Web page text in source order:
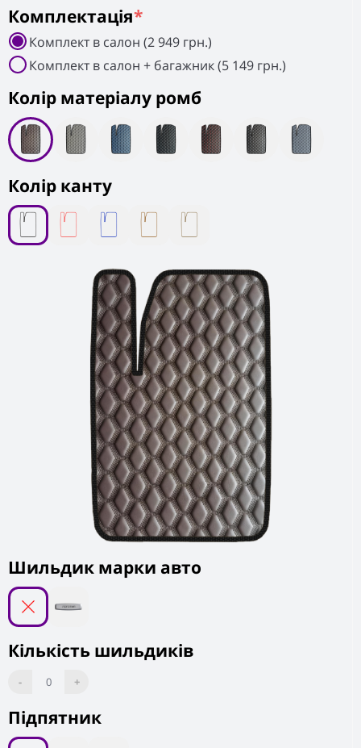
Колiр матеріалу ромб
Колір канту
Підпятник
Шильдик марки авто
Кількість шильдиків
- 0 +
Комплектація*
Комплект в салон (2 949 грн.)
Комплект в салон + багажник (5 149 грн.)